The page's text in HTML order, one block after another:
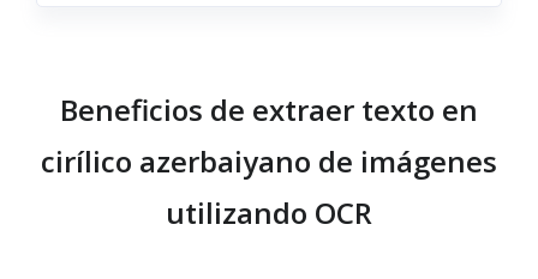
Beneficios de extraer texto en
cirílico azerbaiyano de imágenes
utilizando OCR